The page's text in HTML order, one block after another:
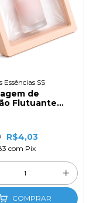
Essências SS
de
Flutuante
Nude
R$4,03
com Pix
COMPRAR